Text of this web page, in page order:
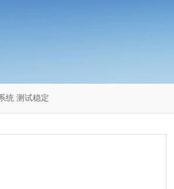
统 测试稳定